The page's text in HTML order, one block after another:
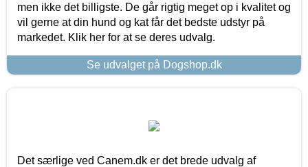
men ikke det billigste. De går rigtig meget op i kvalitet og
vil gerne at din hund og kat får det bedste udstyr på
markedet. Klik her for at se deres udvalg.
Se udvalget på Dogshop.dk
Det særlige ved Canem.dk er det brede udvalg af